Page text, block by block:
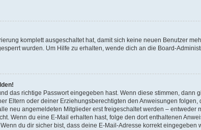
komplett ausgeschaltet hat, damit sich keine neuen Benutzer
wurden. Um Hilfe zu erhalten, wende dich an die Board-
das richtige Passwort eingegeben hast. Wenn diese stimmen, dann
Eltern oder deiner Erziehungsberechtigten den Anweisungen
neu angemeldeten Mitglieder erst freigeschaltet werden –
Wenn du eine E-Mail erhalten hast, folge den dort enthaltenen
du dir sicher bist, dass deine E-Mail-Adresse korrekt eingegeben